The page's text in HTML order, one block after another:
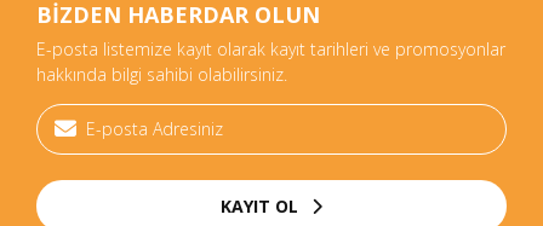
BİZDEN HABERDAR OLUN
E-posta listemize kayıt olarak kayıt tarihleri ve promosyonlar
hakkında bilgi sahibi olabilirsiniz.
KAYIT OL